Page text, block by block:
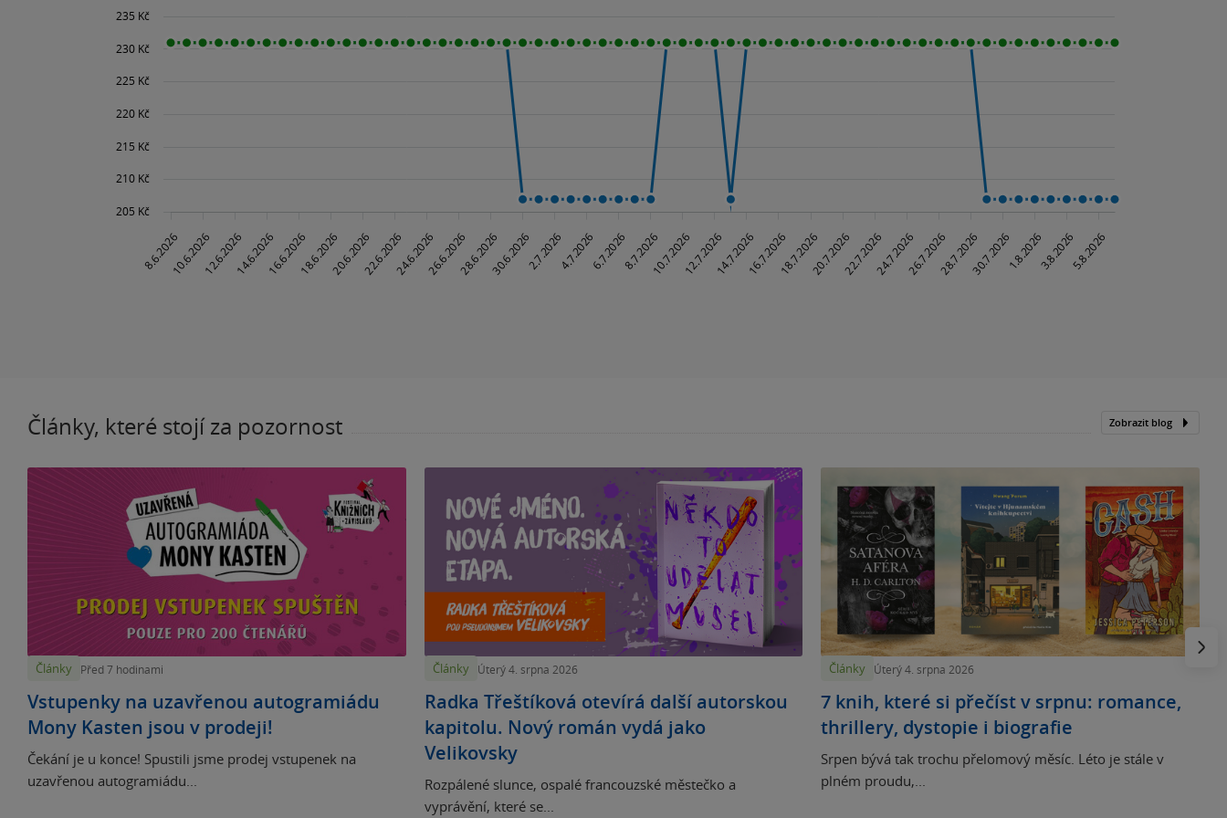
Články, které stojí za pozornost Zobrazit blog
Články Před 7 hodinami
Vstupenky na uzavřenou autogramiádu
Mony Kasten jsou v prodeji!
Čekání je u konce! Spustili jsme prodej vstupenek na
uzavřenou autogramiádu...
Články Úterý 4. srpna 2026
Radka Třeštíková otevírá další autorskou
kapitolu. Nový román vydá jako
Velikovsky
Rozpálené slunce, ospalé francouzské městečko a
vyprávění, které se...
Články Úterý 4. srpna 2026
7 knih, které si přečíst v srpnu: romance,
thrillery, dystopie i biografie
Srpen bývá tak trochu přelomový měsíc. Léto je stále v
plném proudu,...